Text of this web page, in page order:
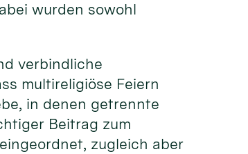
wurden sowohl
verbindliche
multireligiöse Feiern
in denen getrennte
Beitrag zum
zugleich aber